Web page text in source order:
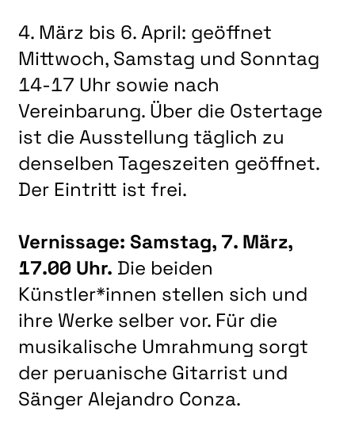
ÜBER UNS
DER VEREIN
KUNSTHAUS R3
SPECKDRUMM HALLE
BEWERBUNG
UNSERE MITGLIEDER
UNSERE KÜNSTLER*INNEN
VERANSTALTUNGEN UNSERER MITGLIEDER
BEFREUNDETE KUNSTVEREINE
4. März bis 6. April: geöffnet
Mittwoch, Samstag und Sonntag
14-17 Uhr sowie nach
Vereinbarung. Über die Ostertage
ist die Ausstellung täglich zu
denselben Tageszeiten geöffnet.
Der Eintritt ist frei.
Vernissage: Samstag, 7. März,
17.00 Uhr. Die beiden
Künstler*innen stellen sich und
ihre Werke selber vor. Für die
musikalische Umrahmung sorgt
der peruanische Gitarrist und
Sänger Alejandro Conza.